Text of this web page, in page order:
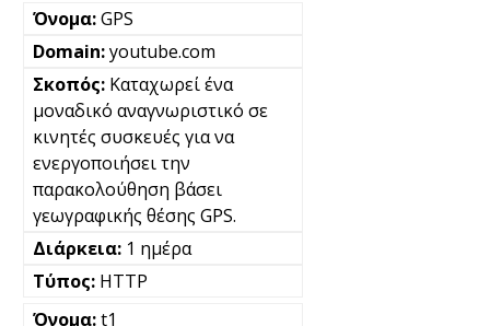
GPS
youtube.com
Καταχωρεί ένα
μοναδικό αναγνωριστικό σε
κινητές συσκευές για να
ενεργοποιήσει την
παρακολούθηση βάσει
γεωγραφικής θέσης GPS.
1 ημέρα
HTTP
t1